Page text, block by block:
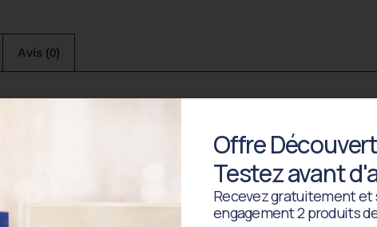
Avis (0)
métal
métal, présentés dans une boîte cadeau assortie en bambou.
Offre
Testez avant
Recevez gratuitement et
engagement 2 produits